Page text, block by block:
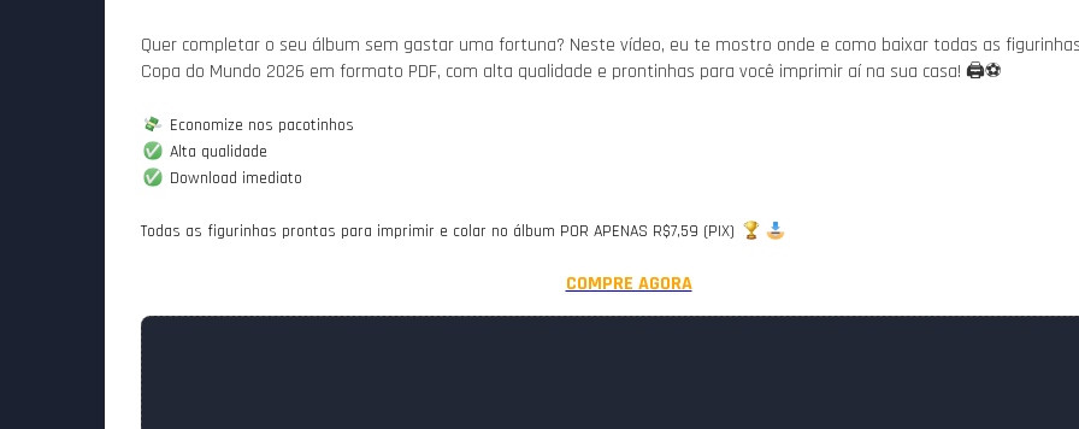
Quer completar o seu álbum sem gastar uma fortuna? Neste vídeo, eu te mostro onde e como baixar todas as
Copa do Mundo 2026 em formato PDF, com alta qualidade e prontinhas para você imprimir aí na sua casa! 🖨️⚽
Download imediato
Todas as figurinhas prontas para imprimir e colar no álbum POR APENAS R$7,59 (PIX)
COMPRE AGORA